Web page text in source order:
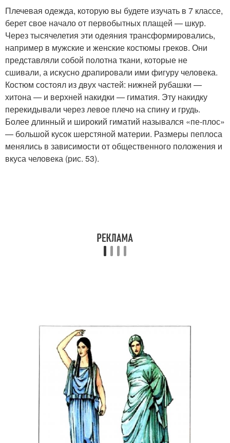
Плечевая одежда, которую вы будете изучать в 7 классе,
берет свое начало от первобытных плащей — шкур.
Через тысячелетия эти одеяния трансформировались,
например в мужские и женские костюмы греков. Они
представляли собой полотна ткани, которые не
сшивали, а искусно драпировали ими фигуру человека.
Костюм состоял из двух частей: нижней рубашки —
хитона — и верхней накидки — гиматия. Эту накидку
перекидывали через левое плечо на спину и грудь.
Более длинный и широкий гиматий назывался «пе-плос»
— большой кусок шерстяной материи. Размеры пеплоса
менялись в зависимости от общественного положения и
вкуса человека (рис. 53).